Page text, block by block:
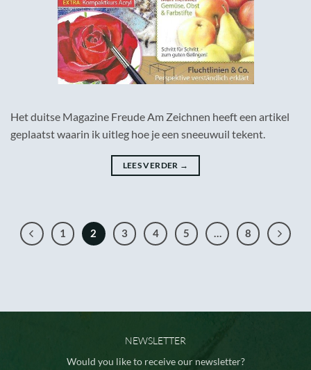
Het duitse Magazine Freude Am Zeichnen heeft een artikel
geplaatst waarin ik uitleg hoe je een sneeuwuil tekent.
LEES VERDER →
1 2 3 4 5 … 8
NEWSLETTER
Would you like to receive our newsletter?